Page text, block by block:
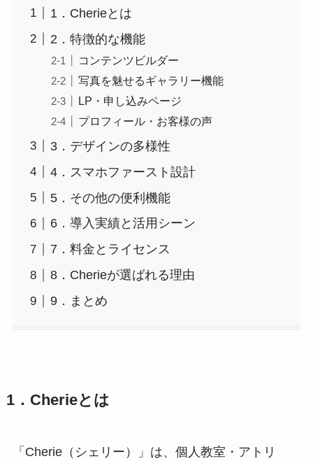
1．Cherieとは
2．特徴的な機能
コンテンツビルダー
写真を魅せるギャラリー機能
LP・申し込みページ
プロフィール・お客様の声
3．デザインの多様性
4．スマホファースト設計
5．その他の便利機能
6．導入実績と活用シーン
7．料金とライセンス
8．Cherieが選ばれる理由
9．まとめ
1．Cherieとは
「Cherie（シェリー）」は、個人教室・アトリ